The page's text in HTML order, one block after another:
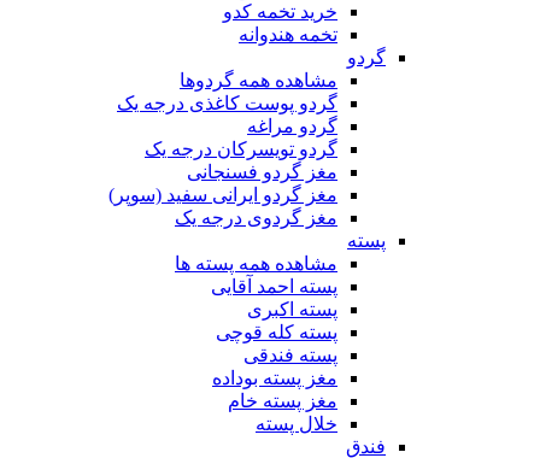
خرید تخمه کدو
تخمه هندوانه
گردو
مشاهده همه گردوها
گردو پوست کاغذی درجه یک
گردو مراغه
گردو تویسرکان درجه یک
مغز گردو فسنجانی
مغز گردو ایرانی سفید (سوپر)
مغز گردوی درجه یک
پسته
مشاهده همه پسته ها
پسته احمد آقایی
پسته اکبری
پسته کله قوچی
پسته فندقی
مغز پسته بوداده
مغز پسته خام
خلال پسته
فندق